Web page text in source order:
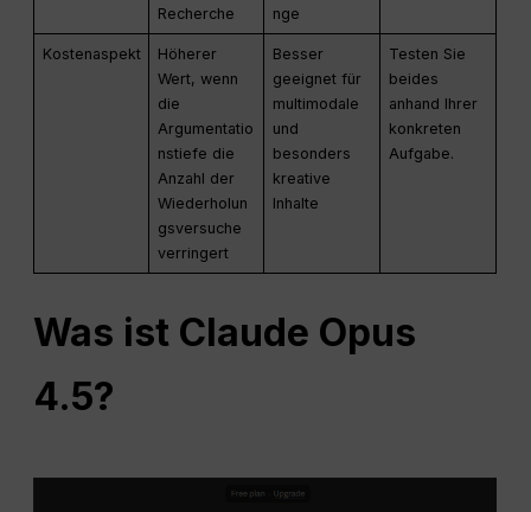
Recherche
nge
Kostenaspekt
Höherer
Wert, wenn
die
Argumentatio
nstiefe die
Anzahl der
Wiederholun
gsversuche
verringert
Besser
geeignet für
multimodale
und
besonders
kreative
Inhalte
Testen Sie
beides
anhand Ihrer
konkreten
Aufgabe.
Was ist Claude Opus
4.5?